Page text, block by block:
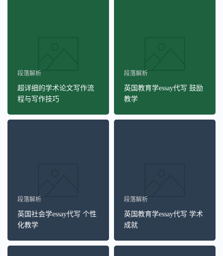
段落解析
超详细的学术论文写作流
程与写作技巧
段落解析
英国教育学essay代写 鼓励
教学
段落解析
英国社会学essay代写 个性
化教学
段落解析
英国教育学essay代写 学术
成就